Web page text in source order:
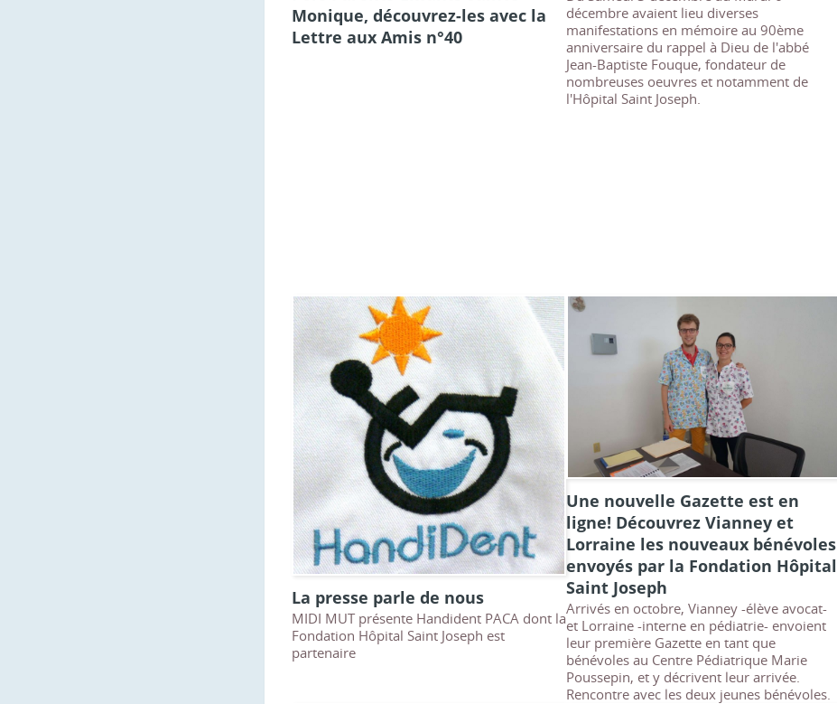
Monique, découvrez-les avec la
Lettre aux Amis n°40
décembre avaient lieu diverses
manifestations en mémoire au 90ème
anniversaire du rappel à Dieu de l'abbé
Jean-Baptiste Fouque, fondateur de
nombreuses oeuvres et notamment de
l'Hôpital Saint Joseph.
La presse parle de nous
MIDI MUT présente Handident PACA dont la
Fondation Hôpital Saint Joseph est
partenaire
Une nouvelle Gazette est en
ligne! Découvrez Vianney et
Lorraine les nouveaux bénévoles
envoyés par la Fondation Hôpital
Saint Joseph
Arrivés en octobre, Vianney -élève avocat-
et Lorraine -interne en pédiatrie- envoient
leur première Gazette en tant que
bénévoles au Centre Pédiatrique Marie
Poussepin, et y décrivent leur arrivée.
Rencontre avec les deux jeunes bénévoles.